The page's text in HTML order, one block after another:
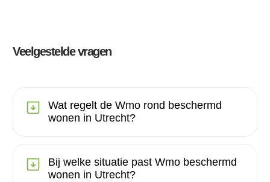
Veelgestelde vragen
Wat regelt de Wmo rond beschermd
wonen in Utrecht?
Bij welke situatie past Wmo beschermd
wonen in Utrecht?